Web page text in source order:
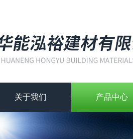
关于我们 产品中心